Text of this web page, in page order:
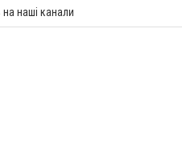
наші канали